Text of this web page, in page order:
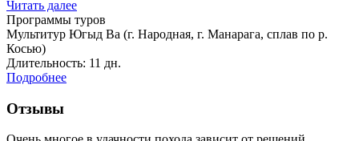
Читать далее
Программы туров
Мультитур Югыд Ва (г. Народная, г. Манарага, сплав по р.
Косью)
Длительность: 11 дн.
Подробнее
Отзывы